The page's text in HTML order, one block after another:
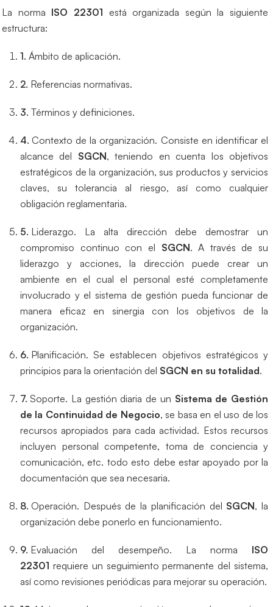
La norma ISO 22301 está organizada según la siguiente
estructura:
Ámbito de aplicación.
Referencias normativas.
Términos y definiciones.
Contexto de la organización. Consiste en identificar el
alcance del SGCN, teniendo en cuenta los objetivos
estratégicos de la organización, sus productos y servicios
claves, su tolerancia al riesgo, así como cualquier
obligación reglamentaria.
Liderazgo. La alta dirección debe demostrar un
compromiso continuo con el SGCN. A través de su
liderazgo y acciones, la dirección puede crear un
ambiente en el cual el personal esté completamente
involucrado y el sistema de gestión pueda funcionar de
manera eficaz en sinergia con los objetivos de la
organización.
Planificación. Se establecen objetivos estratégicos y
principios para la orientación del SGCN en su totalidad.
Soporte. La gestión diaria de un Sistema de Gestión
de la Continuidad de Negocio, se basa en el uso de los
recursos apropiados para cada actividad. Estos recursos
incluyen personal competente, toma de conciencia y
comunicación, etc. todo esto debe estar apoyado por la
documentación que sea necesaria.
Operación. Después de la planificación del SGCN, la
organización debe ponerlo en funcionamiento.
Evaluación del desempeño. La norma ISO
22301 requiere un seguimiento permanente del sistema,
así como revisiones periódicas para mejorar su operación.